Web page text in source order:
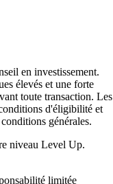
en investissement.
élevés et une forte
toute transaction. Les
d'éligibilité et
générales.
niveau Level Up.
limitée